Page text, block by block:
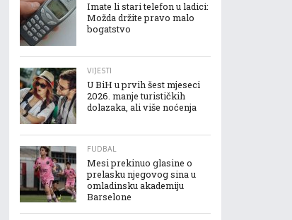
Imate li stari telefon u ladici:
Možda držite pravo malo
bogatstvo
VIJESTI
U BiH u prvih šest mjeseci
2026. manje turističkih
dolazaka, ali više noćenja
FUDBAL
Mesi prekinuo glasine o
prelasku njegovog sina u
omladinsku akademiju
Barselone